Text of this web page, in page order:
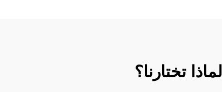
لماذا تختارنا؟